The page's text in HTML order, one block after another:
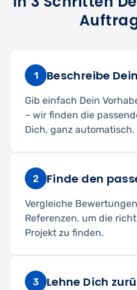
1 Beschreibe
Gib einfach Dein
– wir finden die
Dich, ganz automatisch.
2 Finde den
Vergleiche
Referenzen, um die
Projekt zu finden.
3 Lehne Dich